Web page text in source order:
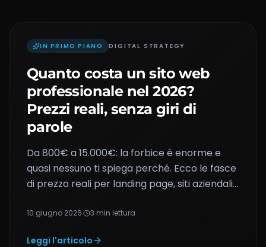
IN PRIMO PIANO DIGITAL STRATEGY
Quanto costa un sito web
professionale nel 2026?
Prezzi reali, senza giri di
parole
Da 800€ a 15.000€: la forbice è enorme e
quasi nessuno ti spiega perché. Ecco le fasce
di prezzo reali per landing page, siti aziendali
comprando in ognuna.
10 giugno 2026· 3 min lettura
Leggi l'articolo